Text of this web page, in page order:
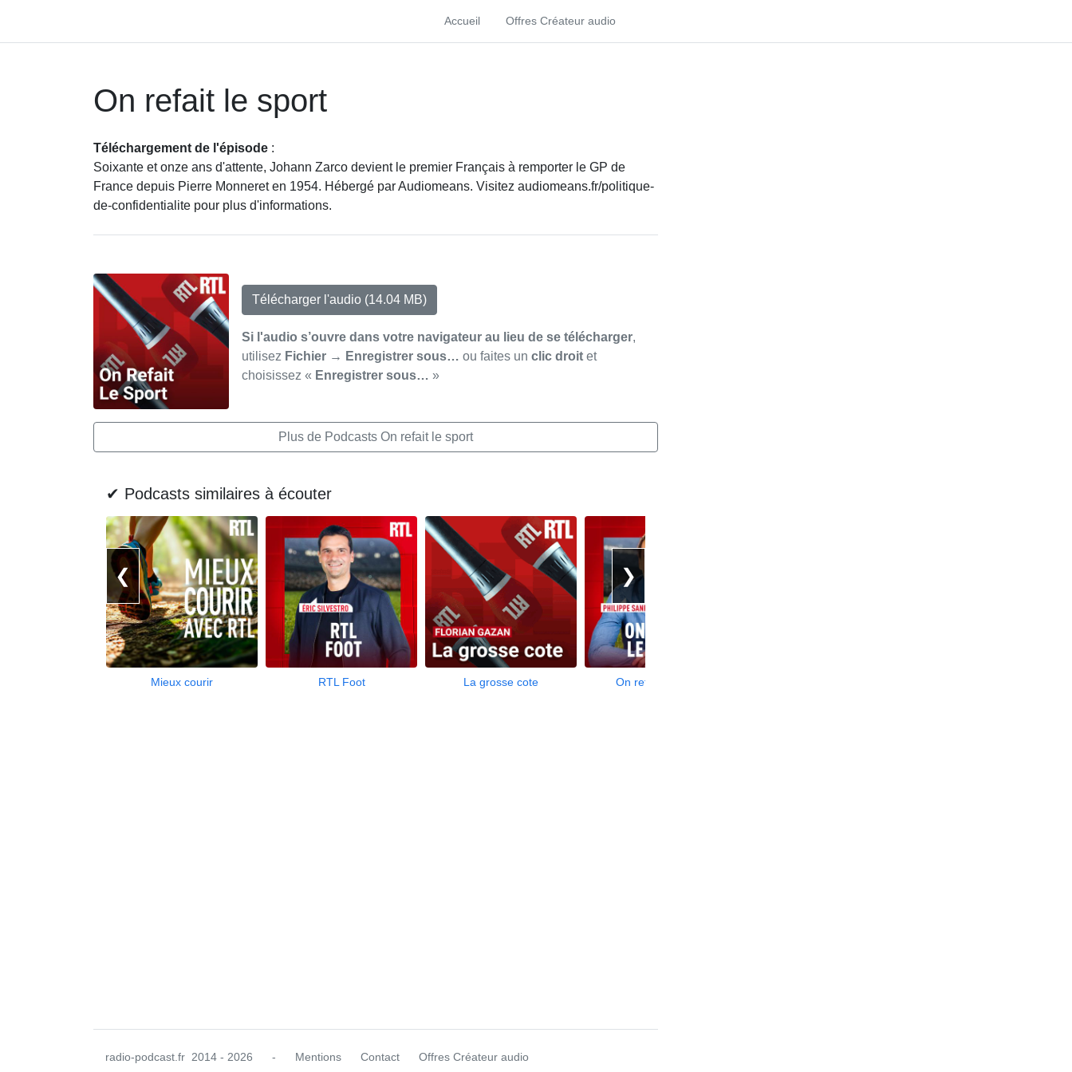
Accueil Offres Créateur audio
On refait le sport
Téléchargement de l'épisode :
Soixante et onze ans d'attente, Johann Zarco devient le premier Français à remporter le GP de
France depuis Pierre Monneret en 1954. Hébergé par Audiomeans. Visitez audiomeans.fr/politique-
de-confidentialite pour plus d'informations.
Télécharger l'audio (14.04 MB)
Si l'audio s’ouvre dans votre navigateur au lieu de se télécharger,
utilisez Fichier → Enregistrer sous… ou faites un clic droit et
choisissez « Enregistrer sous… »
Plus de Podcasts On refait le sport
✔ Podcasts similaires à écouter
❮
Mieux courir RTL Foot La grosse cote On refait le match
❯
radio-podcast.fr 2014 - 2026 - Mentions Contact Offres Créateur audio